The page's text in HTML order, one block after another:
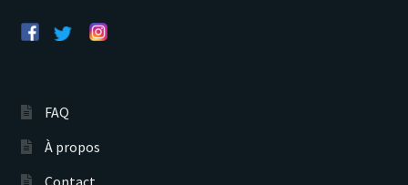
FAQ
À propos
Contact